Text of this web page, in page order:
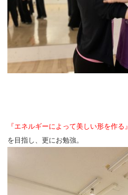
『エネルギーによって美しい形を作る』
を目指し、更にお勉強。